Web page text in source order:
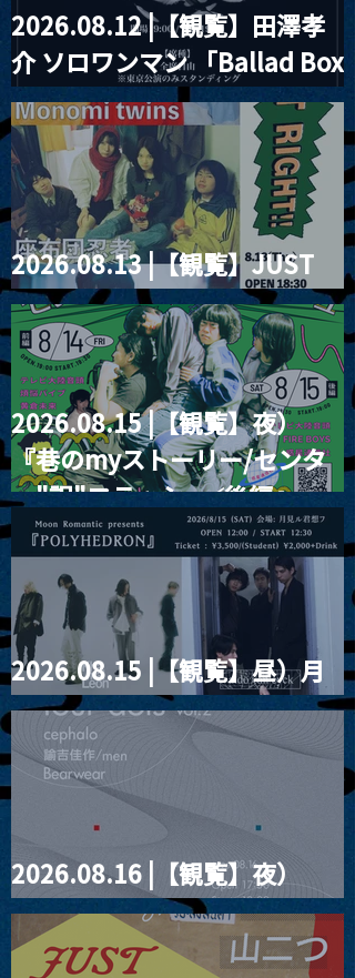
2026.08.12 |【観覧】田澤孝
介 ソロワンマン 「Ballad Box
2026」
2026.08.13 |【観覧】JUST
RIGHT!! vol.26
2026.08.15 |【観覧】夜）
『巷のmyストーリー/センタ
ー"訳"フラッシュ⚡️後編』
2026.08.15 |【観覧】昼）月
見ルpre.『POLYHEDRON』
2026.08.16 |【観覧】夜）
four dots vol.2